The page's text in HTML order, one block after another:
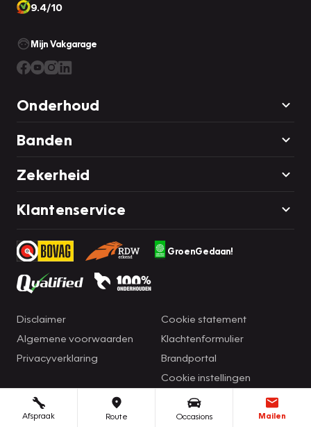
Afspraak Route Occasions Mailen
9.4/10
Mijn Vakgarage
Onderhoud
Banden
Zekerheid
Klantenservice
GroenGedaan!
Disclaimer
Algemene voorwaarden
Privacyverklaring
Cookie statement
Klachtenformulier
Brandportal
Cookie instellingen